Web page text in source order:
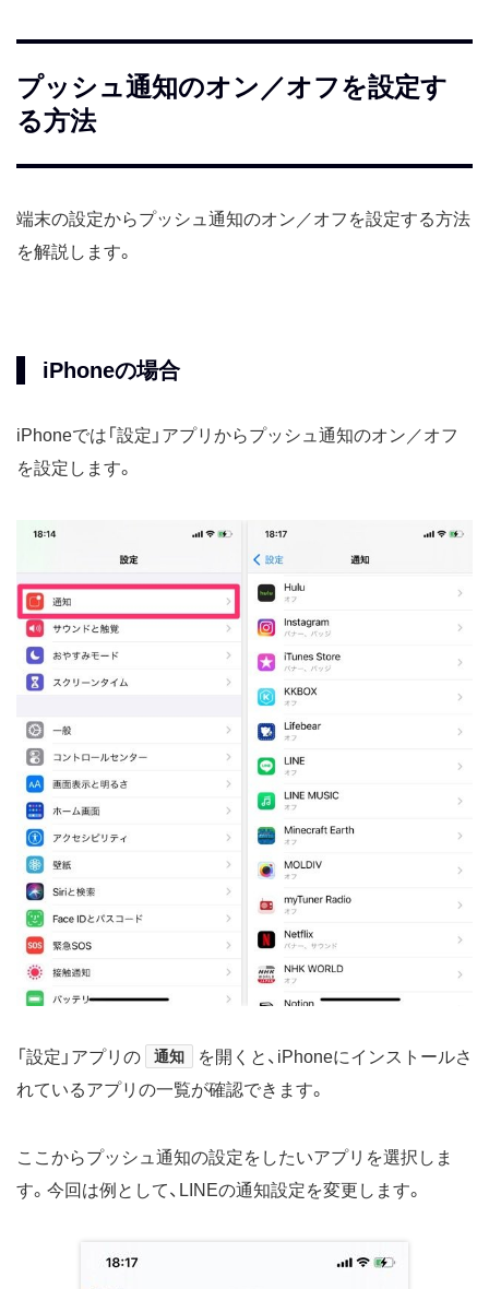
プッシュ通知のオン／オフを設定す
る方法
端末の設定からプッシュ通知のオン／オフを設定する方法
を解説します。
iPhoneの場合
iPhoneでは「設定」アプリからプッシュ通知のオン／オフ
を設定します。
「設定」アプリの 通知
を開くと、iPhoneにインストールさ
れているアプリの一覧が確認できます。
ここからプッシュ通知の設定をしたいアプリを選択しま
す。今回は例として、LINEの通知設定を変更します。